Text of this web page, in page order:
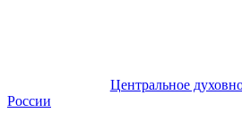
Центральное
России